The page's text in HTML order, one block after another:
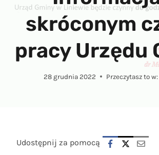
skróconym
pracy Urzędu
28 grudnia 2022 Przeczytasz to w:
Udostępnij za pomocą